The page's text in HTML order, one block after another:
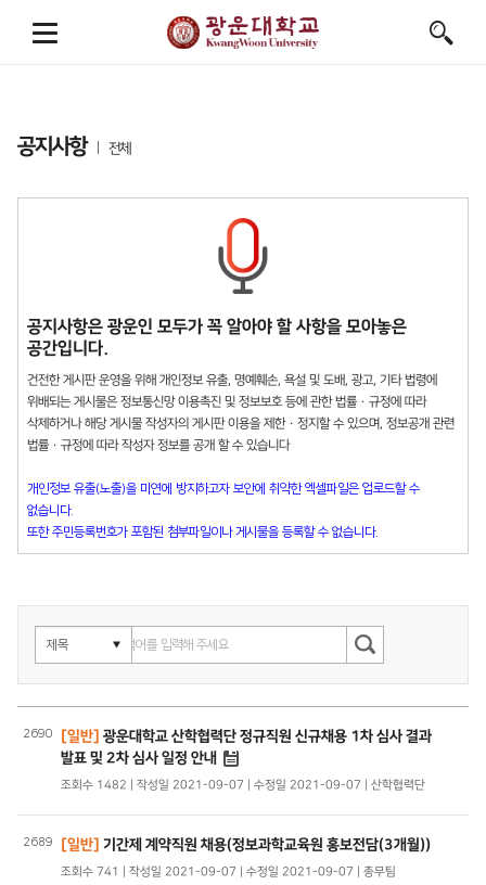
공지사항 전체
공지사항은 광운인 모두가 꼭 알아야 할 사항을 모아놓은
공간입니다.
건전한 게시판 운영을 위해 개인정보 유출, 명예훼손, 욕설 및 도배, 광고, 기타 법령에
위배되는 게시물은 정보통신망 이용촉진 및 정보보호 등에 관한 법률 · 규정에 따라
삭제하거나 해당 게시물 작성자의 게시판 이용을 제한 · 정지할 수 있으며, 정보공개 관련
법률 · 규정에 따라 작성자 정보를 공개 할 수 있습니다
개인정보 유출(노출)을 미연에 방지하고자 보안에 취약한 엑셀파일은 업로드할 수
없습니다.
또한 주민등록번호가 포함된 첨부파일이나 게시물을 등록할 수 없습니다.
2690 [일반] 광운대학교 산학협력단 정규직원 신규채용 1차 심사 결과
발표 및 2차 심사 일정 안내
조회수 1482 | 작성일 2021-09-07 | 수정일 2021-09-07 | 산학협력단
2689 [일반] 기간제 계약직원 채용(정보과학교육원 홍보전담(3개월))
조회수 741 | 작성일 2021-09-07 | 수정일 2021-09-07 | 총무팀